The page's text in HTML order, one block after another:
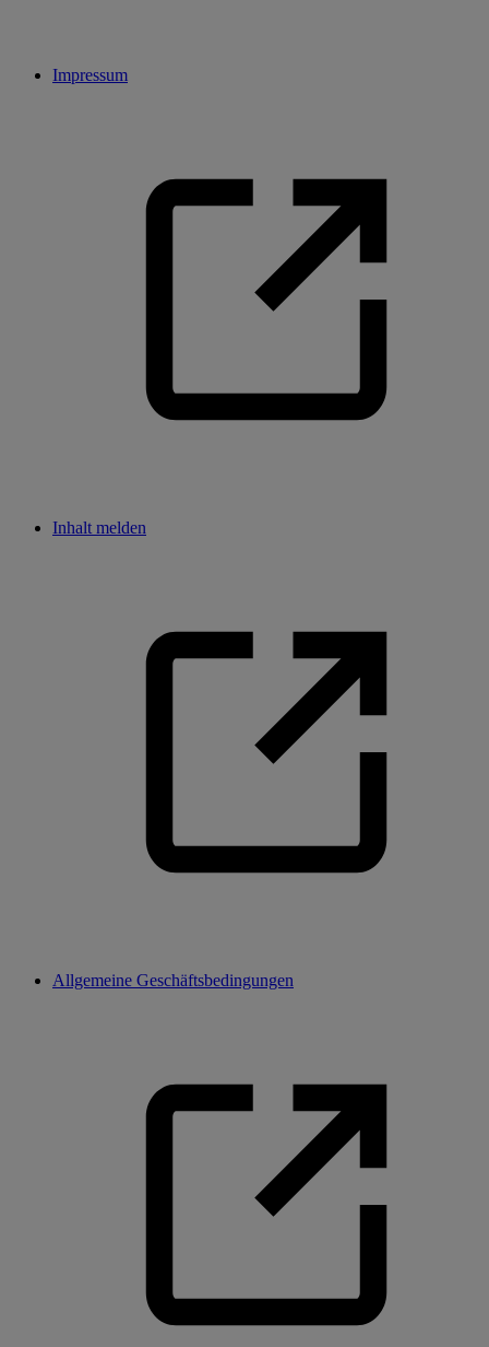
Impressum
Inhalt melden
Allgemeine Geschäftsbedingungen